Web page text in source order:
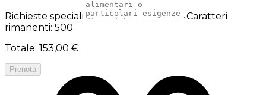
Richieste speciali
Caratteri
rimanenti: 500
Totale: 153,00 €
Prenota